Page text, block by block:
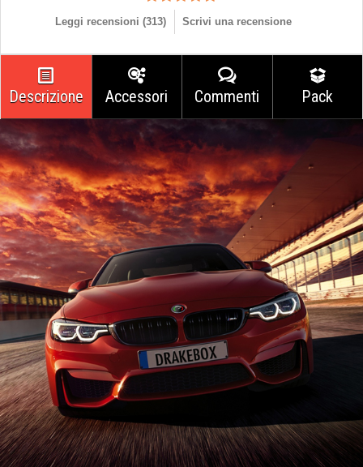
Leggi recensioni (313) Scrivi una recensione
Descrizione Accessori Commenti Pack